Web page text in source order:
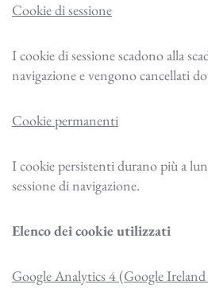
Cookie di sessione
I cookie di sessione scadono alla
navigazione e vengono cancellati
Cookie permanenti
I cookie persistenti durano più a
sessione di navigazione.
Elenco dei cookie utilizzati
Google Analytics 4 (Google